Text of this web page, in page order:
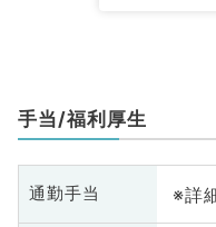
手当/福利厚生
通勤手当 ※詳